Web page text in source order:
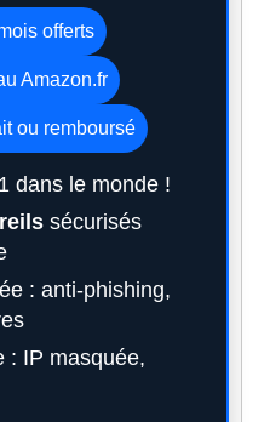
offerts
Amazon.fr
ou remboursé
dans le monde !
sécurisés
: anti-phishing,
: IP masquée,